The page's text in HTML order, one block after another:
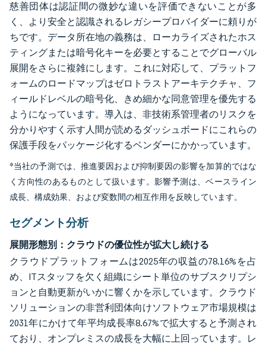
慈善団体は認証間の微妙な違いを評価できないことが多
く、より安全と認識されるレガシープロバイダーに頼りが
ちです。データ所在地の義務は、ローカライズされたホス
ティングまたは暗号化キーを必要とすることでグローバル
展開をさらに複雑にします。これに対応して、プラットフ
ォームのロードマップはゼロトラストアーキテクチャ、フ
ィールドレベルの暗号化、きめ細かな同意管理を優先する
ようになっています。導入は、非技術系管理者のリスクを
分かりやすく示す人間が読めるダッシュボードにこれらの
保護手段をパッケージ化するベンダーにかかっています。
*当社の予測では、推進要因および抑制要因の影響を加算的ではな
く方向性のあるものとして扱います。影響予測は、ベースライン
成長、構成効果、および変数間の相互作用を反映しています。
セグメント分析
展開形態別：クラウドの優位性が拡大し続ける
クラウドプラットフォームは2025年の収益の78.16%を占
め、ITスタッフを欠く組織にシート単位のサブスクリプシ
ョンと自動更新がいかに響くかを示しています。クラウド
ソリューションの非営利団体向けソフトウェア市場規模は
2031年にかけて年平均成長率8.67%で拡大すると予測され
ており、オンプレミスの成長を大幅に上回っています。レ